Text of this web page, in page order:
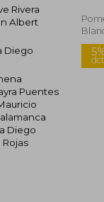
Albert
Puentes
Diego